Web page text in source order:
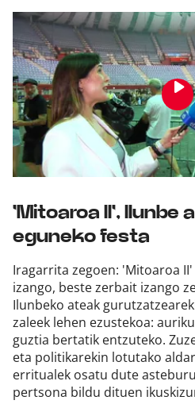
'Mitoaroa II', Ilunbe
eguneko festa
Iragarrita zegoen: 'Mitoaroa
izango, beste zerbait izango
Ilunbeko ateak
zaleek lehen ezustekoa:
guztia bertatik entzuteko.
eta politikarekin lotutako
erritualek osatu dute
pertsona bildu dituen